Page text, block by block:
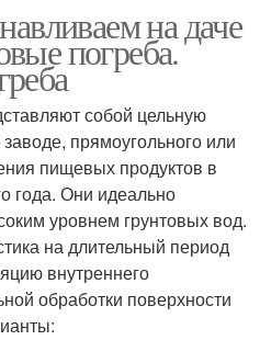
на даче
погреба.
собой цельную
прямоугольного или
пищевых продуктов в
года. Они идеально
уровнем грунтовых вод.
на длительный период
внутреннего
обработки поверхности